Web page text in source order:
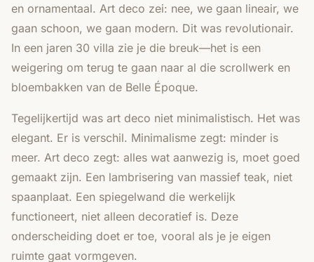
en ornamentaal. Art deco zei: nee, we gaan lineair, we
gaan schoon, we gaan modern. Dit was revolutionair.
In een jaren 30 villa zie je die breuk—het is een
weigering om terug te gaan naar al die scrollwerk en
bloembakken van de Belle Époque.
Tegelijkertijd was art deco niet minimalistisch. Het was
elegant. Er is verschil. Minimalisme zegt: minder is
meer. Art deco zegt: alles wat aanwezig is, moet goed
gemaakt zijn. Een lambrisering van massief teak, niet
spaanplaat. Een spiegelwand die werkelijk
functioneert, niet alleen decoratief is. Deze
onderscheiding doet er toe, vooral als je je eigen
ruimte gaat vormgeven.